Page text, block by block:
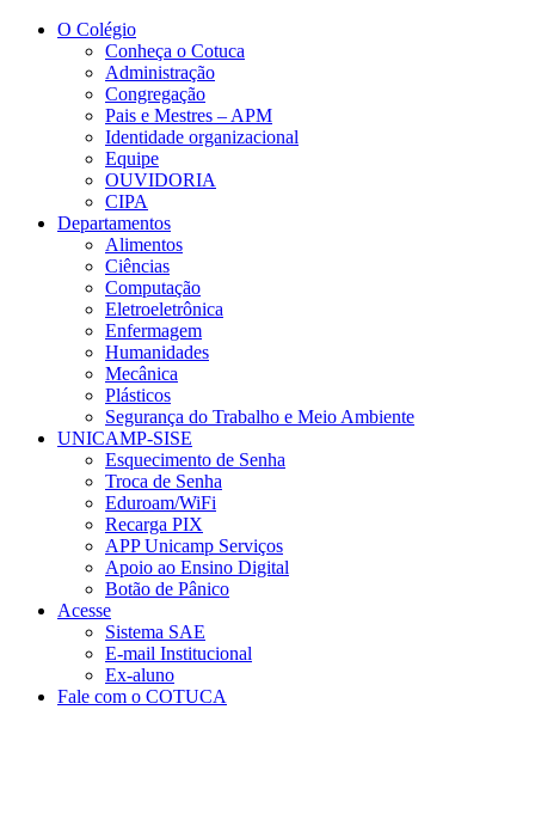
Conteúdo principal
O Colégio
Conheça o Cotuca
Administração
Congregação
Pais e Mestres – APM
Identidade organizacional
Equipe
OUVIDORIA
CIPA
Departamentos
Alimentos
Ciências
Computação
Eletroeletrônica
Enfermagem
Humanidades
Mecânica
Plásticos
Segurança do Trabalho e Meio Ambiente
UNICAMP-SISE
Esquecimento de Senha
Troca de Senha
Eduroam/WiFi
Recarga PIX
APP Unicamp Serviços
Apoio ao Ensino Digital
Botão de Pânico
Acesse
Sistema SAE
E-mail Institucional
Ex-aluno
Fale com o COTUCA